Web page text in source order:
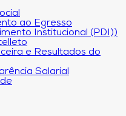
ao Egresso
Institucional (PDI))
e Resultados do
Salarial